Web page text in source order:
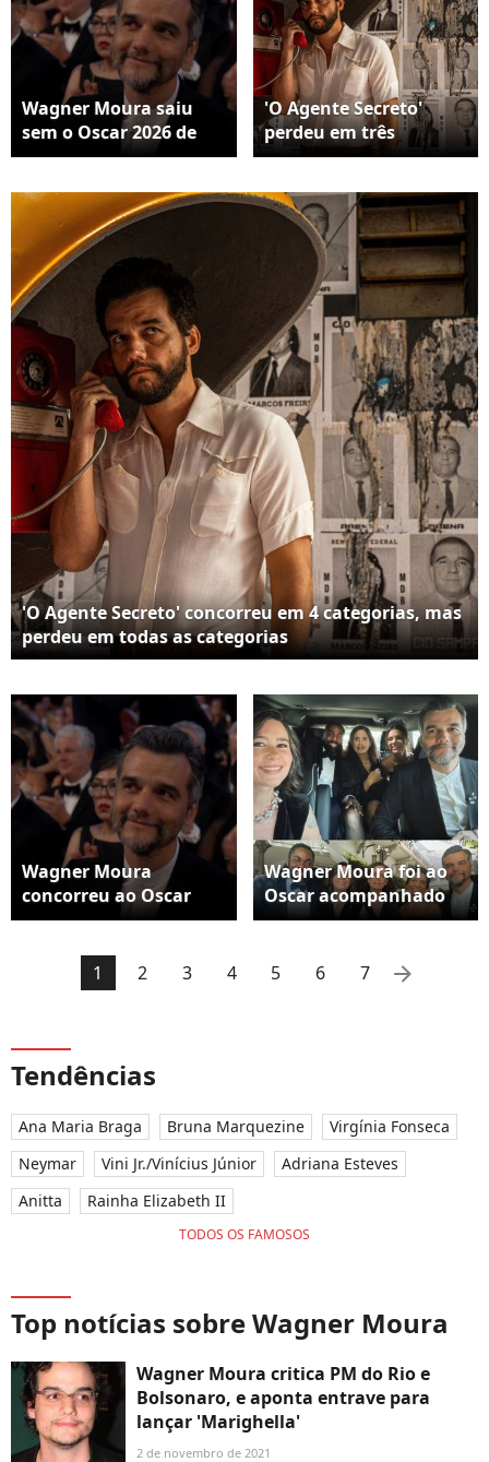
Wagner Moura saiu
sem o Oscar 2026 de
Melhor Ator, mas viu
mandar recado fofo:
'Wagner, meu filho,
não se avexe com isso,
não! Você não já
ganhou meu coração?'
'O Agente Secreto'
perdeu em três
categorias para 'Uma
(Filme/Ator/Escolha de
Elenco)
'O Agente Secreto' concorreu em 4 categorias, mas
perdeu em todas as categorias
Wagner Moura
concorreu ao Oscar
2026, mas ficou sem
americano para casa
Wagner Moura foi ao
Oscar acompanhado
pela esposa, Sandra
1
2 3 4 5 6 7 arrow_right
Tendências
Ana Maria Braga Bruna Marquezine
Virgínia Fonseca
Neymar
Vini Jr./Vinícius Júnior
Adriana Esteves
Anitta
Rainha Elizabeth II
TODOS OS FAMOSOS
Top notícias sobre Wagner Moura
Wagner Moura critica PM do Rio e
Bolsonaro, e aponta entrave para
lançar 'Marighella'
2 de novembro de 2021